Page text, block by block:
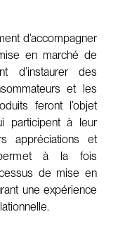
d’accompagner
en marché de
d’instaurer des
et les
feront l’objet
participent à leur
appréciations et
à la fois
de mise en
une expérience